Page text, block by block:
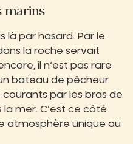
marins
là par hasard. Par le
la roche servait
il n’est pas rare
bateau de pêcheur
par les bras de
mer. C’est ce côté
atmosphère unique au